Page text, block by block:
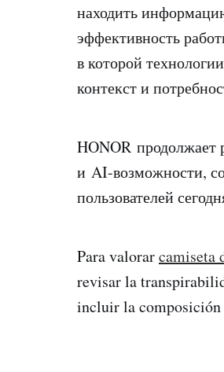
находить
эффективность
в которой
контекст и
HONOR продолжает
и AI-возможности,
пользователей
Para valorarcamiseta
revisar la
incluir la composición